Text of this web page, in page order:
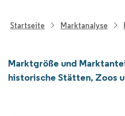
Startseite Marktanalyse
Marktgröße und
historische Stätten, Zoos